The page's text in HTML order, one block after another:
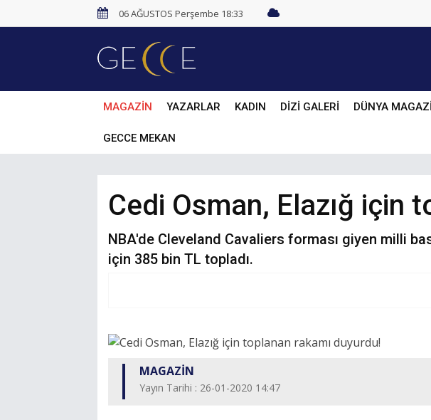
06 AĞUSTOS Perşembe 18:33
MAGAZİN YAZARLAR KADIN DİZİ GALERİ DÜNYA
GECCE MEKAN
Cedi Osman, Elazığ için
NBA'de Cleveland Cavaliers forması giyen milli
için 385 bin TL topladı.
MAGAZİN
Yayın Tarihi : 26-01-2020 14:47